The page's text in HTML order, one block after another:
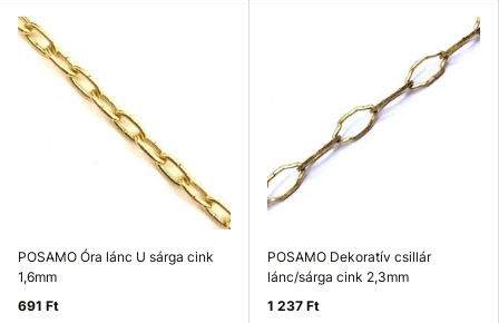
POSAMO Óra lánc U sárga cink
1,6mm
691 Ft
POSAMO Dekoratív csillár
lánc/sárga cink 2,3mm
1 237 Ft